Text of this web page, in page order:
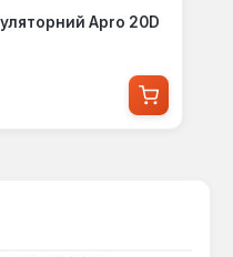
Apro 20D